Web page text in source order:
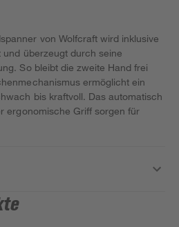
von Wolfcraft wird inklusive
überzeugt durch seine
So bleibt die zweite Hand frei
ermöglicht ein
bis kraftvoll. Das automatisch
ergonomische Griff sorgen für